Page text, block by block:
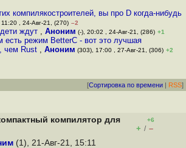
компилякостроителей, вы про D когда-нибудь
11:20 , 24-Авг-21, (270) –2
ждут , Аноним (-), 20:02 , 24-Авг-21, (286) +1
есть режим BetterC - вот это лучшая
чем Rust , Аноним (303), 17:00 , 27-Авг-21, (306) +2
[Сортировка по времени | RSS]
компилятор для
+6
+ / –
(1), 21-Авг-21, 15:11